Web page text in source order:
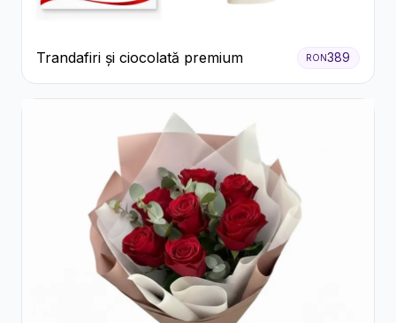
Trandafiri și ciocolată premium RON389